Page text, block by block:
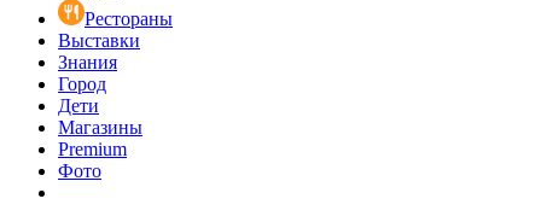
Рестораны
Выставки
Знания
Город
Дети
Магазины
Premium
Фото